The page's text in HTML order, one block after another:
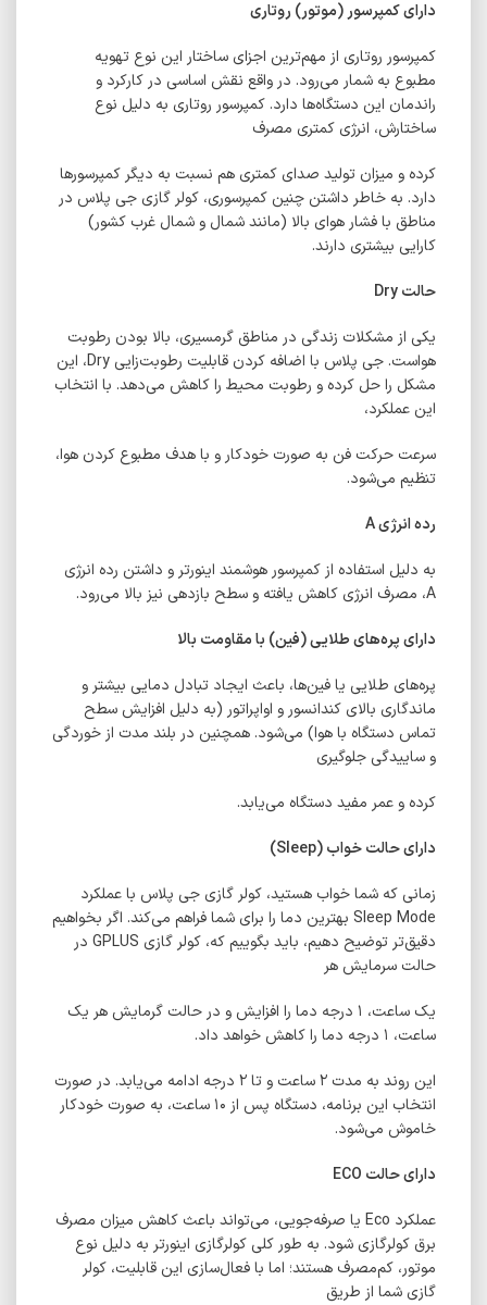
دارای کمپرسور (موتور) روتاری
کمپرسور روتاری از مهم‌ترین اجزای ساختار این نوع تهویه
مطبوع به شمار می‌رود. در واقع نقش اساسی در کارکرد و
راندمان این دستگاه‌ها دارد. کمپرسور روتاری به دلیل نوع
ساختارش، انرژی کمتری مصرف
کرده و میزان تولید صدای کمتری هم نسبت به دیگر کمپرسور‌ها
دارد. به خاطر داشتن چنین کمپرسوری، کولر گازی جی پلاس در
مناطق با فشار هوای بالا (مانند شمال و شمال غرب کشور)
کارایی بیشتری دارند.
حالتDry
یکی از مشکلات زندگی در مناطق گرمسیری، بالا بودن رطوبت
هواست. جی پلاس با اضافه کردن قابلیت رطوبت‌زایی Dry، این
مشکل را حل کرده و رطوبت محیط را کاهش می‌دهد. با انتخاب
این عملکرد،
سرعت حرکت فن به صورت خودکار و با هدف مطبوع کردن هوا،
تنظیم می‌شود.
رده انرژیA
به دلیل استفاده از کمپرسور هوشمند اینورتر و داشتن رده انرژی
A، مصرف انرژی کاهش یافته و سطح بازدهی نیز بالا می‌رود.
دارای پره‌های طلایی (فین‌) با مقاومت بالا
پره‌های طلایی یا فین‌ها، باعث ایجاد تبادل دمایی بیشتر و
ماندگاری بالای کندانسور و اواپراتور (به دلیل افزایش سطح
تماس دستگاه با هوا) می‌شود. همچنین در بلند مدت از خوردگی
و ساییدگی جلوگیری
کرده و عمر مفید دستگاه می‌یابد.
دارای حالت خواب (Sleep)
زمانی که شما خواب هستید، کولر گازی جی پلاس با عملکرد
Sleep Mode بهترین دما را برای شما فراهم می‌کند. اگر بخواهیم
دقیق‌تر توضیح دهیم، باید بگوییم که، کولر گازی GPLUS در
حالت سرمایش هر
یک ساعت، ۱ درجه دما را افزایش و در حالت گرمایش هر یک
ساعت، ۱ درجه دما را کاهش خواهد داد.
این روند به مدت ۲ ساعت و تا ۲ درجه ادامه می‌یابد. در صورت
انتخاب این برنامه، دستگاه پس از ۱۰ ساعت، به صورت خودکار
خاموش می‌شود.
دارای حالت ECO
عملکرد Eco یا صرفه‌جویی، می‌تواند باعث کاهش میزان مصرف
برق کولرگازی شود. به طور کلی کولرگازی اینورتر به دلیل نوع
موتور، کم‌مصرف هستند؛ اما با فعال‌سازی این قابلیت، کولر
گازی شما از طریق